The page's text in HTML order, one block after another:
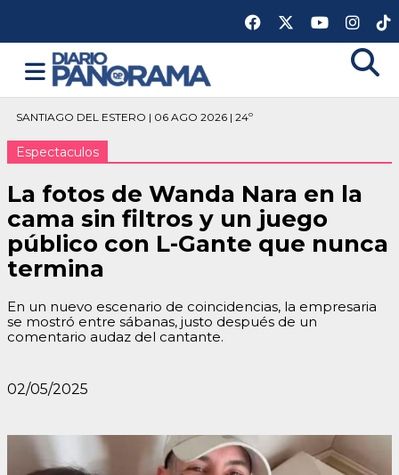
SANTIAGO DEL ESTERO | 06 AGO 2026 | 24º
Espectaculos
La fotos de Wanda Nara en la
cama sin filtros y un juego
público con L-Gante que nunca
termina
En un nuevo escenario de coincidencias, la empresaria
se mostró entre sábanas, justo después de un
comentario audaz del cantante.
02/05/2025